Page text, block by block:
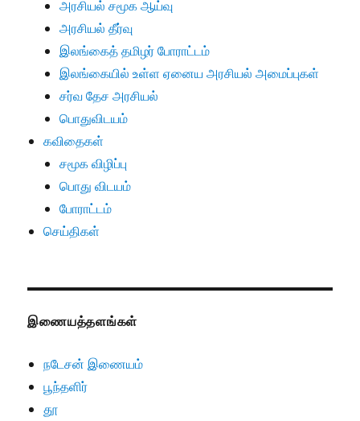
அரசியல் சமூக ஆய்வு
அரசியல் தீர்வு
இலங்கைத் தமிழர் போராட்டம்
இலங்கையில் உள்ள ஏனைய அரசியல் அமைப்புகள்
சர்வ தேச அரசியல்
பொதுவிடயம்
கவிதைகள்
சமூக விழிப்பு
பொது விடயம்
போராட்டம்
செய்திகள்
இணையத்தளங்கள்
நடேசன் இணையம்
பூந்தளிர்
தூ